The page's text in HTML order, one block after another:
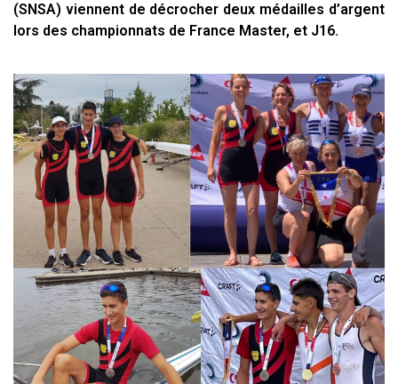
(SNSA) viennent de décrocher deux médailles d’argent
lors des championnats de France Master, et J16.